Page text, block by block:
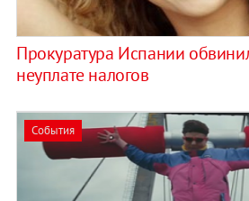
Прокуратура Испании
неуплате налогов
События